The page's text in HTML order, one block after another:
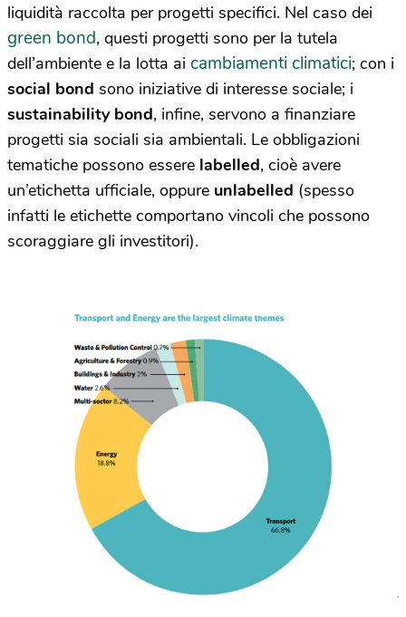
liquidità raccolta per progetti specifici. Nel caso dei
green bond, questi progetti sono per la tutela
dell’ambiente e la lotta ai cambiamenti climatici; con i
social bond sono iniziative di interesse sociale; i
sustainability bond, infine, servono a finanziare
progetti sia sociali sia ambientali. Le obbligazioni
tematiche possono essere labelled, cioè avere
un’etichetta ufficiale, oppure unlabelled (spesso
infatti le etichette comportano vincoli che possono
scoraggiare gli investitori).